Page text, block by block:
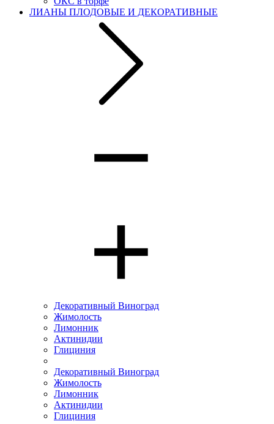
ЛИАНЫ ПЛОДОВЫЕ И ДЕКОРАТИВНЫЕ
Декоративный Виноград
Жимолость
Лимонник
Актинидии
Глициния
Декоративный Виноград
Жимолость
Лимонник
Актинидии
Глициния